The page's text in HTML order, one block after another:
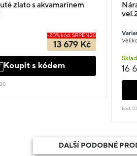
zlato s akvamarínem
-20% kód: SRPEN20
13 679 Kč
Koupit s kódem 16
kód:
DALŠÍ PODOBNÉ